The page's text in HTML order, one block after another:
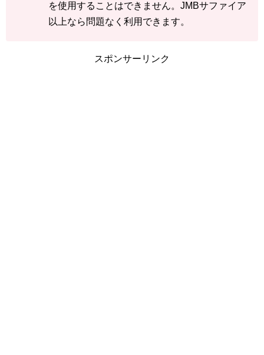
を使用することはできません。JMBサファイア
以上なら問題なく利用できます。
スポンサーリンク